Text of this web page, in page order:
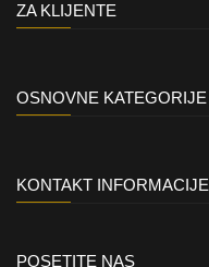
ZA KLIJENTE
OSNOVNE KATEGORIJE
KONTAKT INFORMACIJE
POSETITE NAS